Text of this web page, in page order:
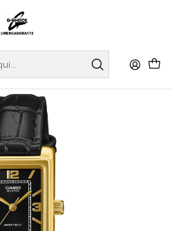
LTP-1234PGL-1AEF